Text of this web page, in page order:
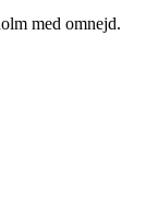
med omnejd.